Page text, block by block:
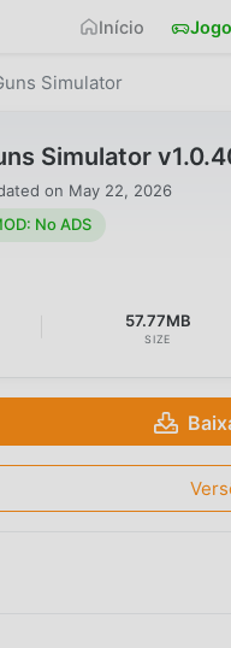
Início
Simulator
Simulator
on May 22, 2026
No ADS
57.77MB
SIZE